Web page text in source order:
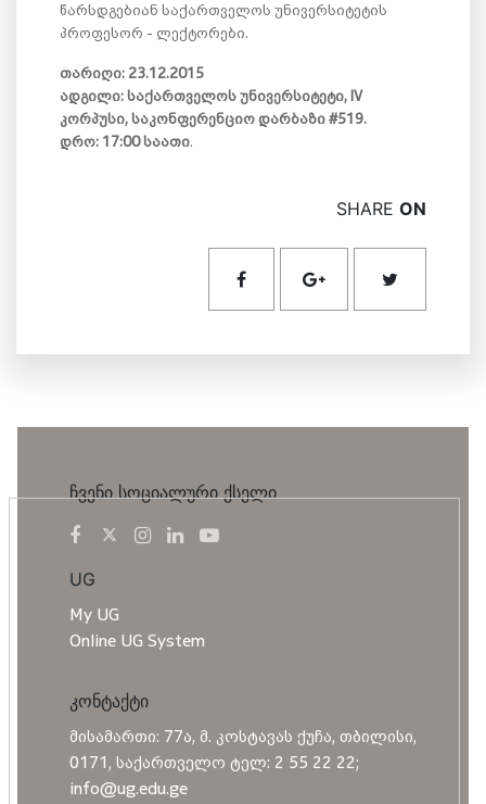
წარსდგებიან საქართველოს უნივერსიტეტის
პროფესორ - ლექტორები.
თარიღი: 23.12.2015
ადგილი: საქართველოს უნივერსიტეტი, IV
კორპუსი, საკონფერენციო დარბაზი #519.
დრო: 17:00 საათი.
SHARE ON
ჩვენი სოციალური ქსელი
UG
My UG
Online UG System
კონტაქტი
მისამართი: 77ა, მ. კოსტავას ქუჩა, თბილისი,
0171, საქართველო ტელ: 2 55 22 22;
info@ug.edu.ge